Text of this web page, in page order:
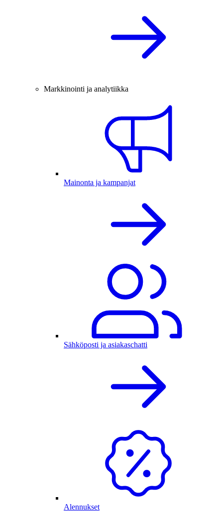
Markkinointi ja analytiikka
Mainonta ja kampanjat
Sähköposti ja asiakaschatti
Alennukset